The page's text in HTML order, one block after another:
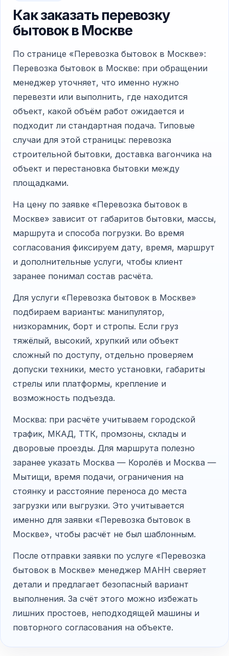
Как заказать перевозку
бытовок в Москве
По странице «Перевозка бытовок в Москве»:
Перевозка бытовок в Москве: при обращении
менеджер уточняет, что именно нужно
перевезти или выполнить, где находится
объект, какой объём работ ожидается и
подходит ли стандартная подача. Типовые
случаи для этой страницы: перевозка
строительной бытовки, доставка вагончика на
объект и перестановка бытовки между
площадками.
На цену по заявке «Перевозка бытовок в
Москве» зависит от габаритов бытовки, массы,
маршрута и способа погрузки. Во время
согласования фиксируем дату, время, маршрут
и дополнительные услуги, чтобы клиент
заранее понимал состав расчёта.
Для услуги «Перевозка бытовок в Москве»
подбираем варианты: манипулятор,
низкорамник, борт и стропы. Если груз
тяжёлый, высокий, хрупкий или объект
сложный по доступу, отдельно проверяем
допуски техники, место установки, габариты
стрелы или платформы, крепление и
возможность подъезда.
Москва: при расчёте учитываем городской
трафик, МКАД, ТТК, промзоны, склады и
дворовые проезды. Для маршрута полезно
заранее указать Москва — Королёв и Москва —
Мытищи, время подачи, ограничения на
стоянку и расстояние переноса до места
загрузки или выгрузки. Это учитывается
именно для заявки «Перевозка бытовок в
Москве», чтобы расчёт не был шаблонным.
После отправки заявки по услуге «Перевозка
бытовок в Москве» менеджер МАНН сверяет
детали и предлагает безопасный вариант
выполнения. За счёт этого можно избежать
лишних простоев, неподходящей машины и
повторного согласования на объекте.